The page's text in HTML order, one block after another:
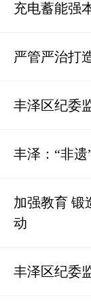
充电蓄能强
严管严治打
丰泽区纪委
丰泽：“非遗
加强教育
动
丰泽区纪委